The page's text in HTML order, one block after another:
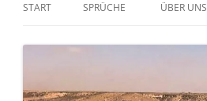
START SPRÜCHE ÜBER UNS